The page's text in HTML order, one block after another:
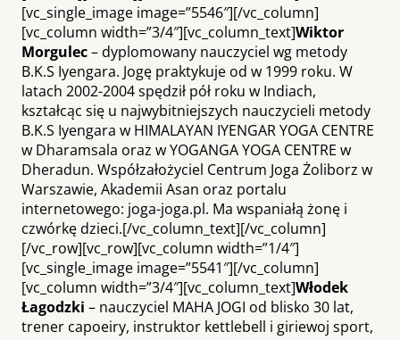
[vc_single_image image=”5546″][/vc_column]
[vc_column width=”3/4″][vc_column_text]Wiktor
Morgulec– dyplomowany nauczyciel wg metody
B.K.S Iyengara. Jogę praktykuje od w 1999 roku. W
latach 2002-2004 spędził pół roku w Indiach,
kształcąc się u najwybitniejszych nauczycieli metody
B.K.S Iyengara w HIMALAYAN IYENGAR YOGA CENTRE
w Dharamsala oraz w YOGANGA YOGA CENTRE w
Dheradun. Współzałożyciel Centrum Joga Żoliborz w
Warszawie, Akademii Asan oraz portalu
internetowego: joga-joga.pl. Ma wspaniałą żonę i
czwórkę dzieci.[/vc_column_text][/vc_column]
[/vc_row][vc_row][vc_column width=”1/4″]
[vc_single_image image=”5541″][/vc_column]
[vc_column width=”3/4″][vc_column_text]Włodek
Łagodzki – nauczyciel MAHA JOGI od blisko 30 lat,
trener capoeiry, instruktor kettlebell i giriewoj sport,